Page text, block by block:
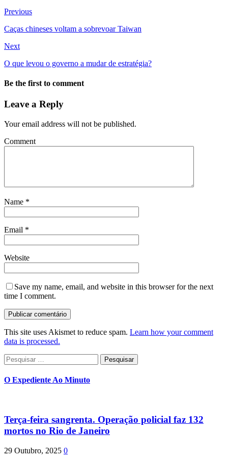
Previous
Caças chineses voltam a sobrevoar Taiwan
Next
O que levou o governo a mudar de estratégia?
Be the first to comment
Leave a Reply
Your email address will not be published.
Comment
Name *
Email *
Website
Save my name, email, and website in this browser for the next
time I comment.
This site uses Akismet to reduce spam. Learn how your comment
data is processed.
Pesquisar
por:
O Expediente Ao Minuto
Terça-feira sangrenta. Operação policial faz 132
mortos no Rio de Janeiro
29 Outubro, 2025 0